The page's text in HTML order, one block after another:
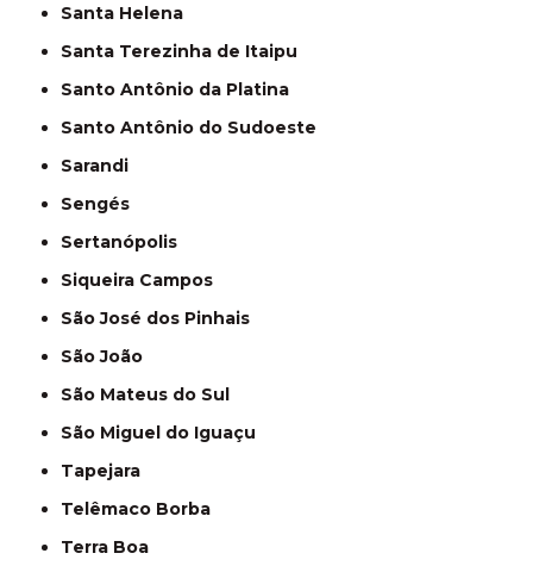
Santa Helena
Santa Terezinha de Itaipu
Santo Antônio da Platina
Santo Antônio do Sudoeste
Sarandi
Sengés
Sertanópolis
Siqueira Campos
São José dos Pinhais
São João
São Mateus do Sul
São Miguel do Iguaçu
Tapejara
Telêmaco Borba
Terra Boa